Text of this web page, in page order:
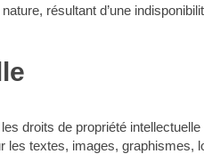
résultant d’une
droits de propriété
les textes, images, graphismes,